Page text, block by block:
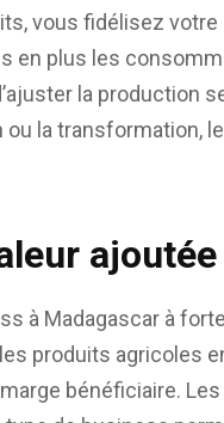
vous fidélisez votre
en plus les
la production
la transformation,
à Madagascar à
produits agricoles
bénéficiaire.